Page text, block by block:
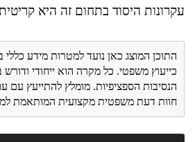
עקרונות היסוד בתחום זה היא
התוכן המוצג כאן נועד למטרות מידע כללי
כייעוץ משפטי. כל מקרה הוא ייחודי
הנסיבות הספציפיות. מומלץ להתייעץ עם
חוות דעת משפטית מקצועית המותאמת